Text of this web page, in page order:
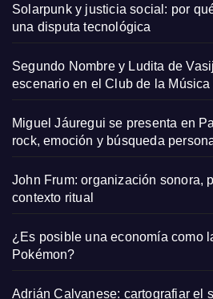
Solarpunk y justicia social: por
una disputa tecnológica
Segundo Nombre y Ludita de
escenario en el Club de la
Miguel Jáuregui se presenta en
rock, emoción y búsqueda
John Frum: organización sonora,
contexto ritual
¿Es posible una economía como
Pokémon?
Adrián Calvanese: cartografiar el